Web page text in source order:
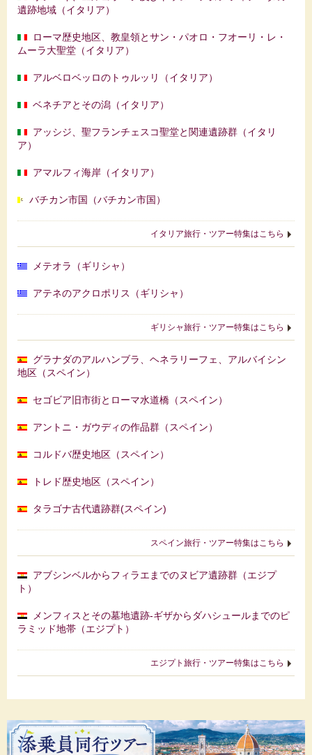
遺跡地域（イタリア）
ローマ歴史地区、教皇領とサン・パオロ・フオーリ・レ・
ムーラ大聖堂（イタリア）
アルベロベッロのトゥルッリ（イタリア）
ベネチアとその潟（イタリア）
アッシジ、聖フランチェスコ聖堂と関連遺跡群（イタリ
ア）
アマルフィ海岸（イタリア）
バチカン市国（バチカン市国）
イタリア旅行・ツアー特集はこちら
メテオラ（ギリシャ）
アテネのアクロポリス（ギリシャ）
ギリシャ旅行・ツアー特集はこちら
グラナダのアルハンブラ、ヘネラリーフェ、アルバイシン
地区（スペイン）
セゴビア旧市街とローマ水道橋（スペイン）
アントニ・ガウディの作品群（スペイン）
コルドバ歴史地区（スペイン）
トレド歴史地区（スペイン）
タラゴナ古代遺跡群(スペイン)
スペイン旅行・ツアー特集はこちら
アブシンベルからフィラエまでのヌビア遺跡群（エジプ
ト）
メンフィスとその墓地遺跡-ギザからダハシュールまでのピ
ラミッド地帯（エジプト）
エジプト旅行・ツアー特集はこちら